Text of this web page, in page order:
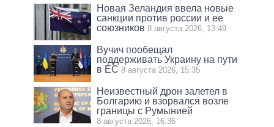
Новая Зеландия ввела новые
санкции против россии и ее
союзников 8 августа 2026, 13:49
Вучич пообещал
поддерживать Украину на пути
в ЕС 8 августа 2026, 15:35
Неизвестный дрон залетел в
Болгарию и взорвался возле
границы с Румынией
8 августа 2026, 16:36